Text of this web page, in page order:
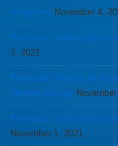
iatrogènes November 4,
Protected: Voilier
3, 2021
Protected: Pétition de
Climate Change
Protected: Les carences
November 1, 2021